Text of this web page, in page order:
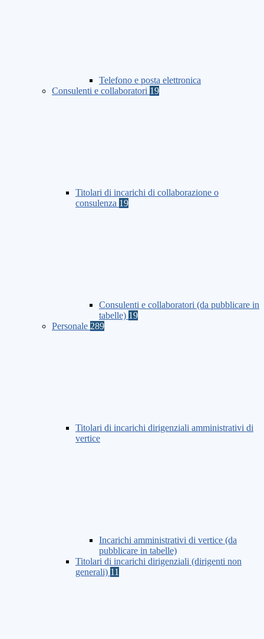
Telefono e posta elettronica
Consulenti e collaboratori 19
Titolari di incarichi di collaborazione o
consulenza 19
Consulenti e collaboratori (da pubblicare in
tabelle) 19
Personale 289
Titolari di incarichi dirigenziali amministrativi di
vertice
Incarichi amministrativi di vertice (da
pubblicare in tabelle)
Titolari di incarichi dirigenziali (dirigenti non
generali) 11